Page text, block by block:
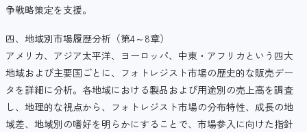
争戦略策定を支援。
四、地域別市場履歴分析（第4～8章）
アメリカ、アジア太平洋、ヨーロッパ、中東・アフリカという四大
地域および主要国ごとに、フォトレジスト市場の歴史的な販売デー
タを詳細に分析。各地域における製品および用途別の売上高を調査
し、地理的な視点から、フォトレジスト市場の分布特性、成長の地
域差、地域別の嗜好を明らかにすることで、市場参入に向けた指針